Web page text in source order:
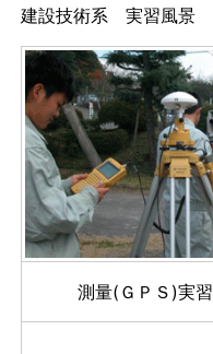
建設技術系 実習風景
測量(ＧＰＳ)実習